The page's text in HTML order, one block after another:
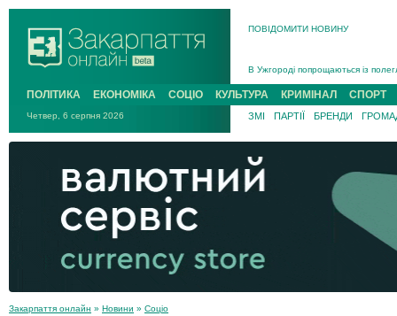
ПОВІДОМИТИ НОВИНУ
В Ужгороді попрощаються із
В Ужгороді 5 серпня
Підтвердили загибель
На війні з рф поліг військовий з
На Хустщині внаслідок ДТП за
Інструктора районного ТЦК на
ПОЛІТИКА ЕКОНОМІКА СОЦІО КУЛЬТУРА КРИМІНАЛ СПОРТ
Четвер, 6 серпня 2026 ЗМІ ПАРТІЇ БРЕНДИ
Закарпаття онлайн » Новини » Соціо